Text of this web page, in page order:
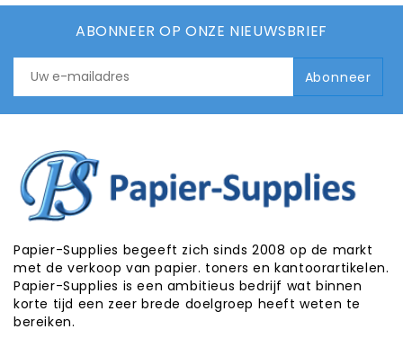
ABONNEER OP ONZE NIEUWSBRIEF
Papier-Supplies begeeft zich sinds 2008 op de markt
met de verkoop van papier. toners en kantoorartikelen.
Papier-Supplies is een ambitieus bedrijf wat binnen
korte tijd een zeer brede doelgroep heeft weten te
bereiken.